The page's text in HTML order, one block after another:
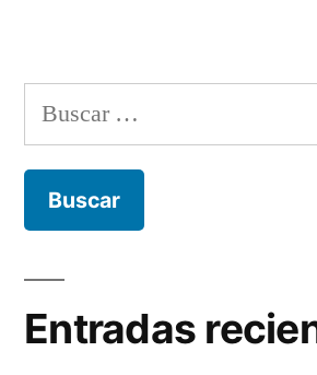
Buscar:
Entradas